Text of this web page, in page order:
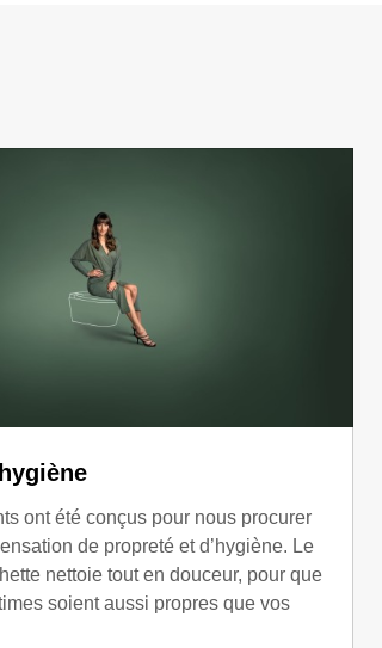
ont été conçus pour nous procurer
de propreté et d’hygiène. Le
nettoie tout en douceur, pour que
soient aussi propres que vos